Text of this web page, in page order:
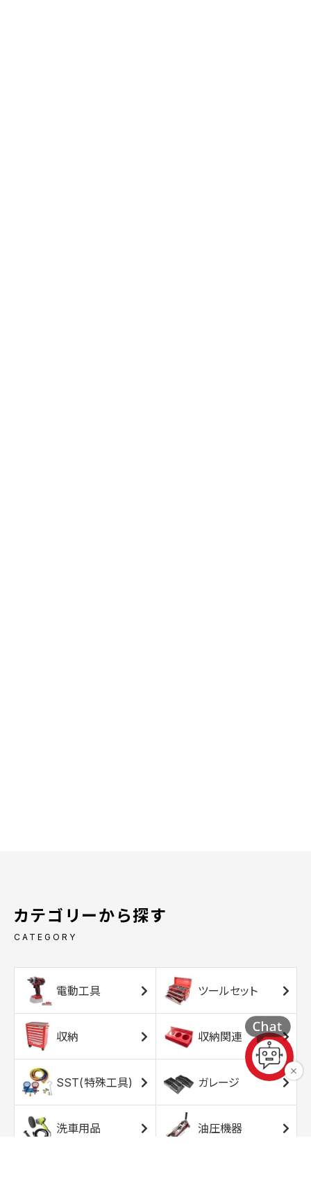
カテゴリーから探す
CATEGORY
電動工具 ツールセット
収納 収納関連
SST(特殊工具) ガレージ
洗車用品 油圧機器